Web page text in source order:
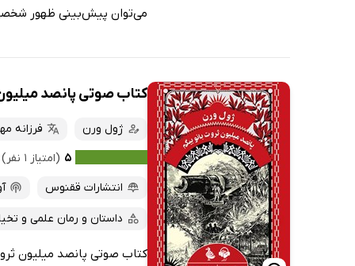
می‌توان پیش‌بینی ظهور شخصی
کتاب صوتی پانصد
ژول ورن
فرزانه
۵ (امتیاز ۱ نفر)
انتشارات ققنوس
داستان و رمان علمی و
کتاب صوتی پانصد میلیون